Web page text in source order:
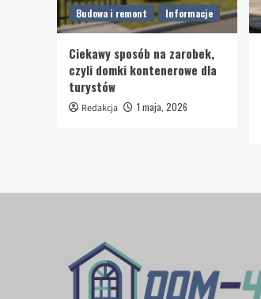
Budowa i remont Informacje
Ciekawy sposób na zarobek,
czyli domki kontenerowe dla
turystów
Redakcja 1 maja, 2026